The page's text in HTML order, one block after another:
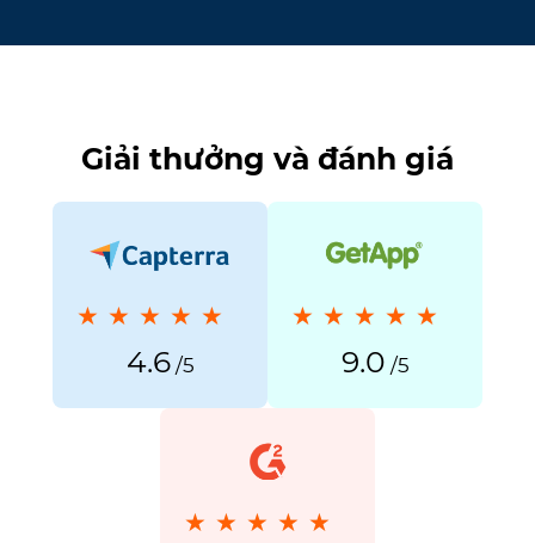
Giải thưởng và đánh giá
4.6/5 9.0 /5